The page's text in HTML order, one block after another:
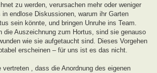
zu werden, verursachen mehr oder weniger
endlose Diskussionen, warum ihr Garten
sein könnte, und bringen Unruhe ins Team.
die Auszeichnung zum Hortus, sind sie genauso
wie sie aufgetaucht sind. Dieses Vorgehen
erscheinen – für uns ist es das nicht.
vertreten , dass die Anordnung des eigenen